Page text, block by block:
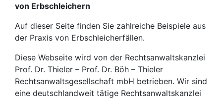
von Erbschleichern
Auf dieser Seite finden Sie zahlreiche Beispiele aus
der Praxis von Erbschleicherfällen.
Diese Webseite wird von der Rechtsanwaltskanzlei
Prof. Dr. Thieler – Prof. Dr. Böh – Thieler
Rechtsanwaltsgesellschaft mbH betrieben. Wir sind
eine deutschlandweit tätige Rechtsanwaltskanzlei